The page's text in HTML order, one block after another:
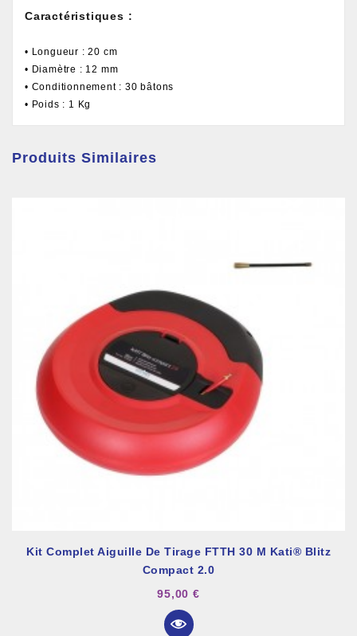
Caractéristiques :
• Longueur : 20 cm
• Diamètre : 12 mm
• Conditionnement : 30 bâtons
• Poids : 1 Kg
Produits Similaires
Kit Complet Aiguille De Tirage FTTH 30 M Kati® Blitz
Compact 2.0
95,00 €